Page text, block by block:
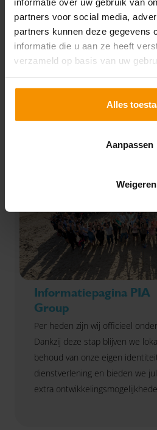
partners voor social media,
partners kunnen deze gegevens
informatie die u aan ze heeft
verzameld op basis van uw
Alles
Aanpassen
Weigeren
Team HR-Detachering
Op zoek naar een HR-adviseur
organisatie? Voor ons begint
een klik. Zonder kunnen we
Informatiepagina PIA
Group
Per heden zijn wij officieel
Dankzij deze stap blijven we
behoud van onze eigen
dienstverlening en bieden we
extra
vind je alle informatie die je